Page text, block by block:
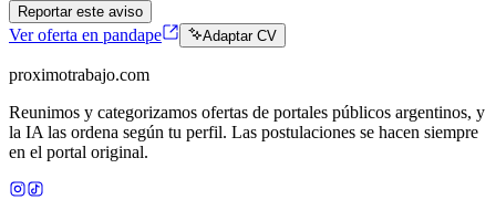
Reportar este aviso
Ver oferta en pandape Adaptar CV
proximotrabajo.com
Reunimos y categorizamos ofertas de portales públicos argentinos, y
la IA las ordena según tu perfil. Las postulaciones se hacen siempre
en el portal original.